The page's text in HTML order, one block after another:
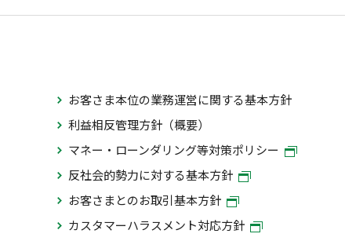
お客さま本位の業務運営に関する基本方針
利益相反管理方針（概要）
マネー・ローンダリング等対策ポリシー
反社会的勢力に対する基本方針
お客さまとのお取引基本方針
カスタマーハラスメント対応方針